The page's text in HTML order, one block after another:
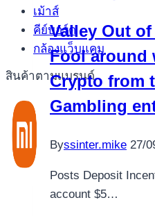
เม้าส์
คีย์บอร์ด
กล้องแว็บแคม
สินค้าตามแบรนด์
Valley Out
Fool around
Crypto from
Gambling
Byssinter.mike 27/
Posts Deposit
account $5…